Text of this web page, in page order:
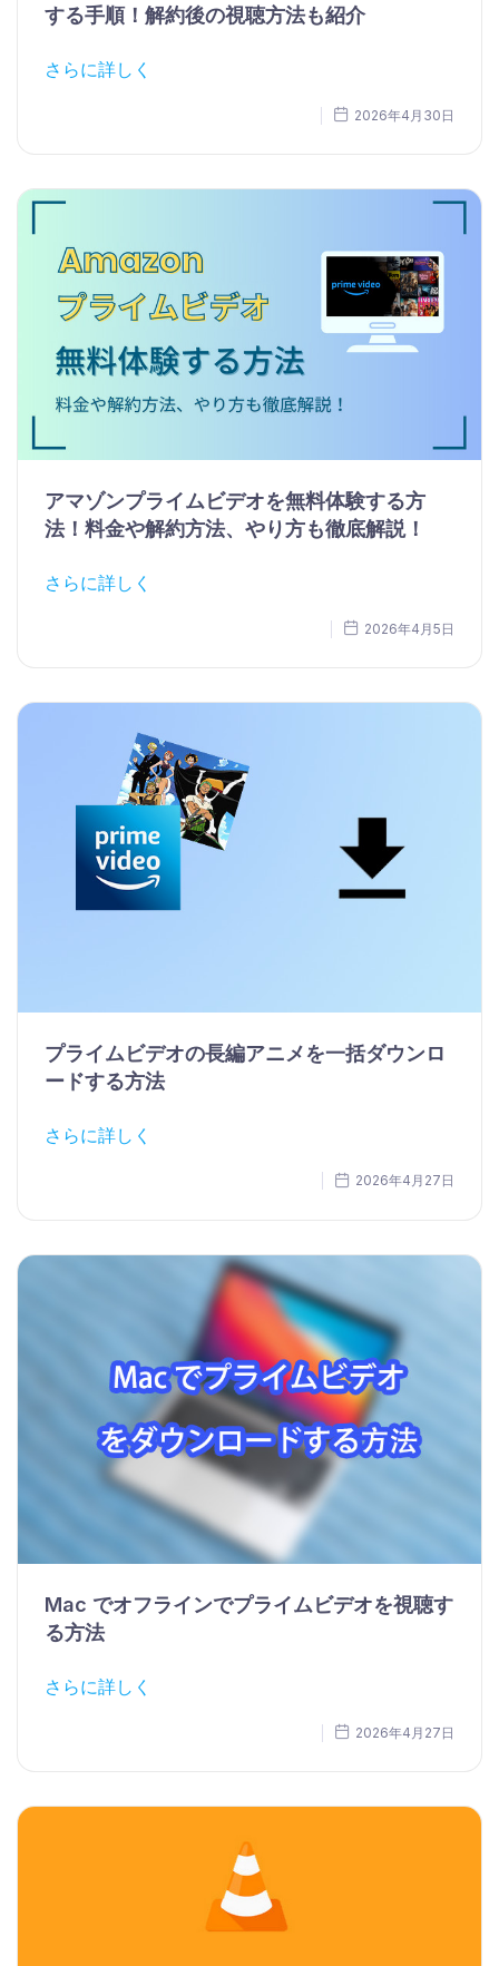
する手順！解約後の視聴方法も紹介
さらに詳しく
2026年4月30日
アマゾンプライムビデオを無料体験する方
法！料金や解約方法、やり方も徹底解説！
さらに詳しく
2026年4月5日
プライムビデオの長編アニメを一括ダウンロ
ードする方法
さらに詳しく
2026年4月27日
Mac でオフラインでプライムビデオを視聴す
る方法
さらに詳しく
2026年4月27日